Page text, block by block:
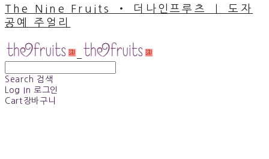
The Nine Fruits ‧ 더나인프루츠 ｜ 도자
공예 주얼리
Search 검색
Log In 로그인
Cart 장바구니